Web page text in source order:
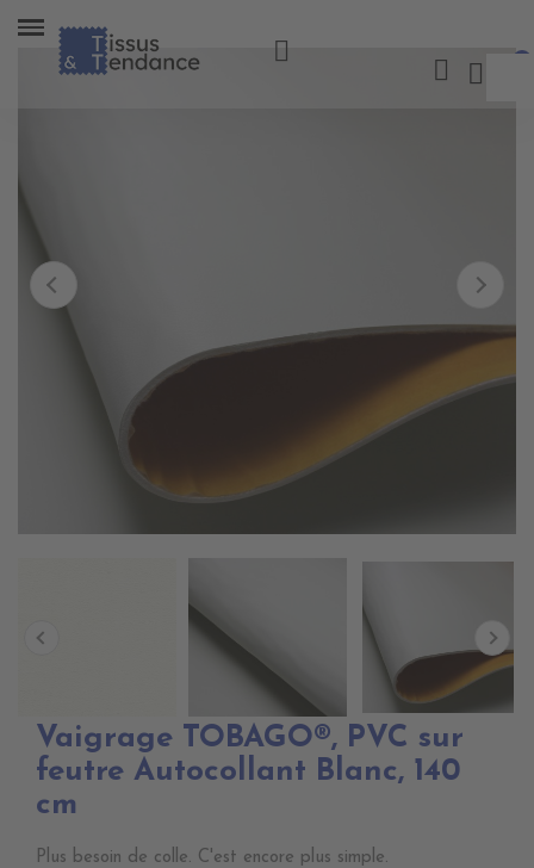
Vaigrage TOBAGO®, PVC sur
feutre Autocollant Blanc, 140
cm
Plus besoin de colle. C'est encore plus simple.